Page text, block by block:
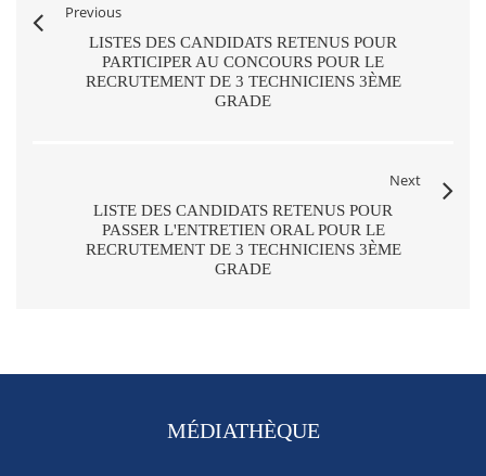
Previous
LISTES DES CANDIDATS RETENUS POUR
PARTICIPER AU CONCOURS POUR LE
RECRUTEMENT DE 3 TECHNICIENS 3ÈME
GRADE
Next
LISTE DES CANDIDATS RETENUS POUR
PASSER L'ENTRETIEN ORAL POUR LE
RECRUTEMENT DE 3 TECHNICIENS 3ÈME
GRADE
MÉDIATHÈQUE